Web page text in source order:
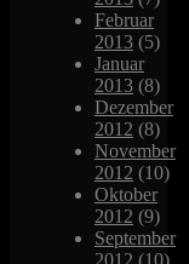
Februar
2013 (5)
Januar
2013 (8)
Dezember
2012 (8)
November
2012 (10)
Oktober
2012 (9)
September
2012 (10)